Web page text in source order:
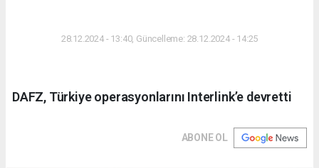
28.12.2024 - 13:40, Güncelleme: 28.12.2024 - 14:25
DAFZ, Türkiye operasyonlarını Interlink’e devretti
ABONE OL